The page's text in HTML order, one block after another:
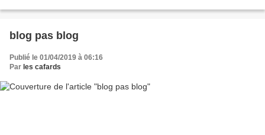
blog pas blog
Publié le 01/04/2019 à 06:16
Par les cafards